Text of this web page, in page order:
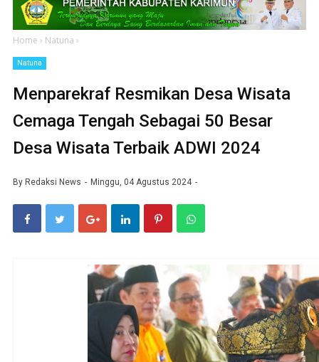
Home › Natuna ›
Natuna
Menparekraf Resmikan Desa Wisata
Cemaga Tengah Sebagai 50 Besar
Desa Wisata Terbaik ADWI 2024
By Redaksi News Minggu, 04 Agustus 2024